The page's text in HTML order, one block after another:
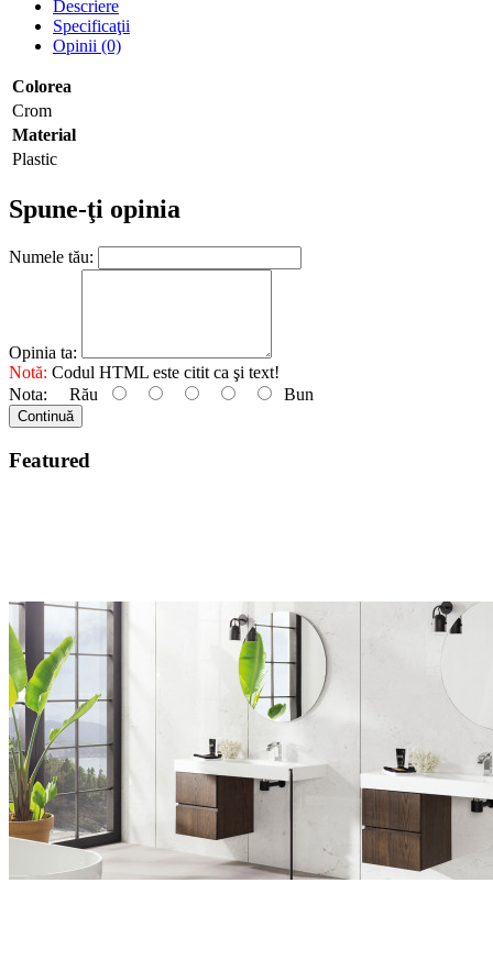
Descriere
Specificaţii
Opinii (0)
Colorea
Crom
Material
Plastic
Spune-ţi opinia
Numele tău:
Opinia ta:
Notă: Codul HTML este citit ca şi text!
Nota: Rău Bun
Continuă
Featured